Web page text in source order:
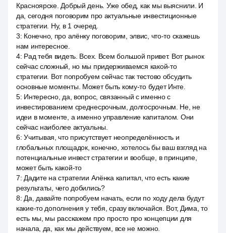
Красноярске. Добрый день. Уже обед, как мы выяснили. И
да, сегодня поговорим про актуальные инвестиционные
стратегии. Ну, в 1 очеред.
3: Конечно, про алёнку поговорим, элвис, что-то скажешь
нам интересное.
4: Рад тебя видеть. Всех. Всем большой привет. Вот рынок
сейчас сложный, но мы придерживаемся какой-то
стратегии. Вот попробуем сейчас так тестово обсудить
основные моменты. Может быть кому-то будет Инте.
5: Интересно, да, вопрос, связанный с именно с
инвестированием среднесрочным, долгосрочным. Не, не
идеи в моменте, а именно управление капиталом. Они
сейчас наиболее актуальны.
6:Учитывая, что присутствует неопределённость и
глобальных площадок, конечно, хотелось бы ваш взгляд на
потенциальные инвест стратегии и вообще, в принципе,
может быть какой-то
7: Дадите на стратегии Алёнка капитал, что есть какие
результаты, чего добились?
8: Да, давайте попробуем начать, если по ходу дела будут
какие-то дополнения у тебя, сразу включайся. Вот, Дима, то
есть мы, мы расскажем про просто про концепции для
начала, да, как мы действуем, все не можно.